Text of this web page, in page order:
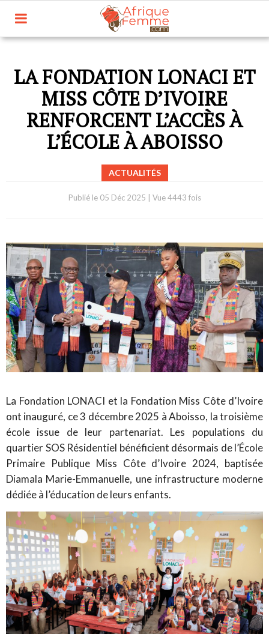
LA FONDATION LONACI ET
MISS CÔTE D’IVOIRE
RENFORCENT L’ACCÈS À
L’ÉCOLE À ABOISSO
ACTUALITÉS
Publié le 05 Déc 2025 Vue 4443 fois
La Fondation LONACI et la Fondation Miss Côte d’Ivoire
ont inauguré, ce 3 décembre 2025 à Aboisso, la troisième
école issue de leur partenariat. Les populations du
quartier SOS Résidentiel bénéficient désormais de l’École
Primaire Publique Miss Côte d’Ivoire 2024, baptisée
Diamala Marie-Emmanuelle, une infrastructure moderne
dédiée à l’éducation de leurs enfants.